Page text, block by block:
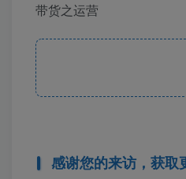
带货之运营
感谢您的来访，获取